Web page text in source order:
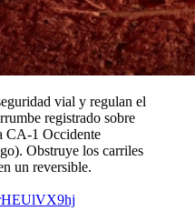
vial y regulan el
registrado sobre
CA-1 Occidente
Obstruye los carriles
un reversible.